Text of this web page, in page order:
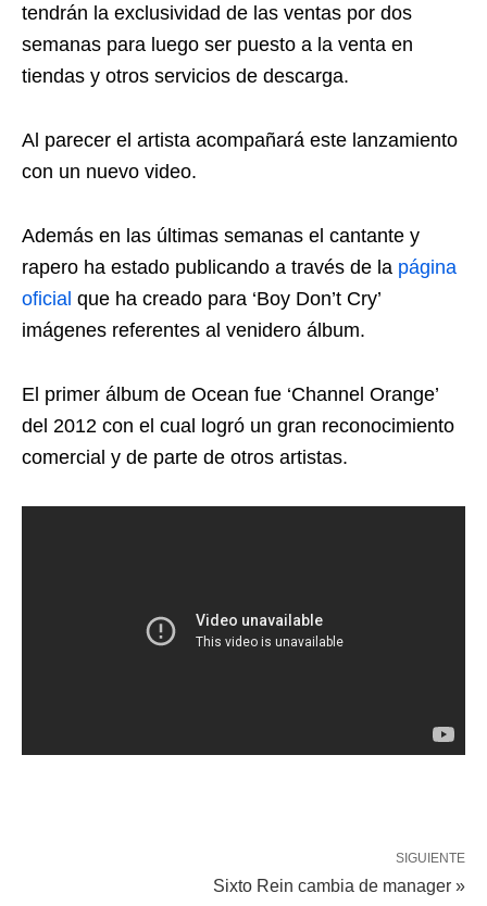
tendrán la exclusividad de las ventas por dos
semanas para luego ser puesto a la venta en
tiendas y otros servicios de descarga.
Al parecer el artista acompañará este lanzamiento
con un nuevo video.
Además en las últimas semanas el cantante y
rapero ha estado publicando a través de la página
oficial que ha creado para ‘Boy Don’t Cry’
imágenes referentes al venidero álbum.
El primer álbum de Ocean fue ‘Channel Orange’
del 2012 con el cual logró un gran reconocimiento
comercial y de parte de otros artistas.
SIGUIENTE
Sixto Rein cambia de manager »